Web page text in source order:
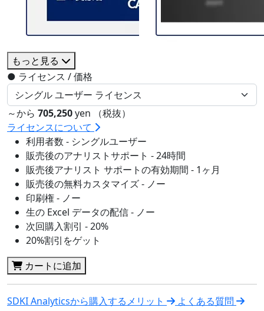
もっと見る
● ライセンス / 価格
～から 705,250yen （税抜）
ライセンスについて
利用者数 - シングルユーザー
販売後のアナリストサポート - 24時間
販売後アナリスト サポートの有効期間 - 1ヶ月
販売後の無料カスタマイズ - ノー
印刷権 - ノー
生の Excel データの配信 - ノー
次回購入割引 - 20%
20%割引をゲット
カートに追加
SDKI Analyticsから購入するメリット よくある質問